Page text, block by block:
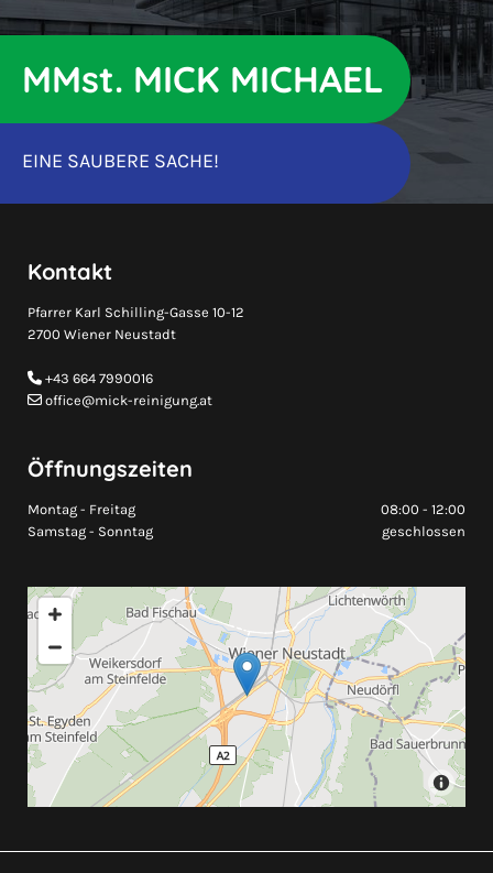
MMst. MICK MICHAEL
EINE SAUBERE SACHE!
Kontakt
Pfarrer Karl Schilling-Gasse 10-12
2700 Wiener Neustadt
 +43 664 7990016
 office@mick-reinigung.at
Öffnungszeiten
Montag - Freitag
08:00 - 12:00
Samstag - Sonntag
geschlossen